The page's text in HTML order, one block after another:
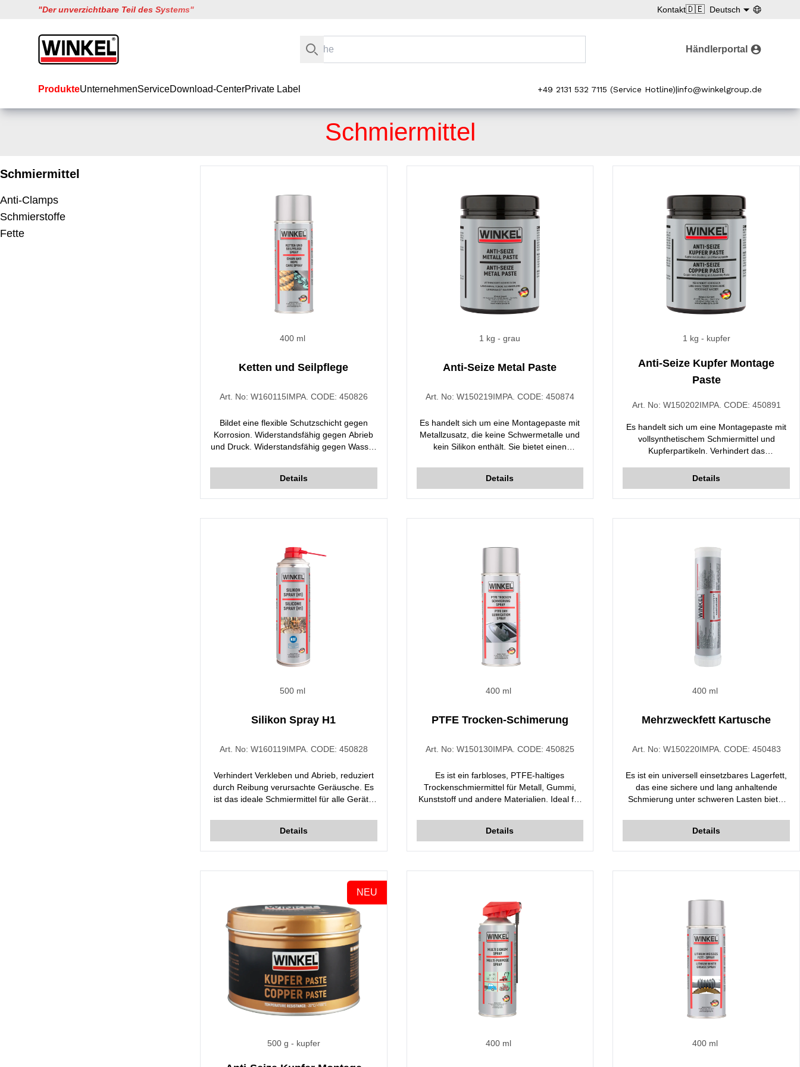
"Der unverzichtbare Teil des Systems" Kontakt🇩🇪 Deutsch
Winkel
Suche
Händlerportal
ProdukteUnternehmenServiceDownload-CenterPrivate Label +49 2131 532 7115 (Service Hotline)|info@winkelgroup.de
Schmiermittel
Schmiermittel
Anti-Clamps
Schmierstoffe
Fette
400 ml
Ketten und Seilpflege
Art. No: W160115IMPA. CODE: 450826
Bildet eine flexible Schutzschicht gegen
Korrosion. Widerstandsfähig gegen Abrieb
und Druck. Widerstandsfähig gegen Wasser
nicht klemmt und keinen Schmutz in
beweglichen Mechanismen sammelt, wo
Getriebe, Ketten, usw., die sich bewegen.
Mitte des Kettenglieds ein und sorgt für eine
homogene Schmierung.
Details
1 kg - grau
Anti-Seize Metal Paste
Art. No: W150219IMPA. CODE: 450874
Es handelt sich um eine Montagepaste mit
Metallzusatz, die keine Schwermetalle und
kein Silikon enthält. Sie bietet einen
Salzwasser, Dampf, Gas, Säure, Lösungen
und Benzin.
Details
1 kg - kupfer
Anti-Seize Kupfer Montage
Paste
Art. No: W150202IMPA. CODE: 450891
Es handelt sich um eine Montagepaste mit
vollsynthetischem Schmiermittel und
Kupferpartikeln. Verhindert das
die unter hohen Temperaturen und Druck
arbeiten. Beständig gegen das Waschen mit
Druckwasser.
Details
500 ml
Silikon Spray H1
Art. No: W160119IMPA. CODE: 450828
Verhindert Verkleben und Abrieb, reduziert
durch Reibung verursachte Geräusche. Es
ist das ideale Schmiermittel für alle Geräte
Reibung verschleißen und die Effizienz
verringern.
Details
400 ml
PTFE Trocken-Schimerung
Art. No: W150130IMPA. CODE: 450825
Es ist ein farbloses, PTFE-haltiges
Trockenschmiermittel für Metall, Gummi,
Kunststoff und andere Materialien. Ideal für
von Verschmutzung und Ästhetik nicht
verwendet werden können. Geeignet für
Details
400 ml
Mehrzweckfett Kartusche
Art. No: W150220IMPA. CODE: 450483
Es ist ein universell einsetzbares Lagerfett,
das eine sichere und lang anhaltende
Schmierung unter schweren Lasten bietet
Details
NEU
500 g - kupfer 400 ml 400 ml